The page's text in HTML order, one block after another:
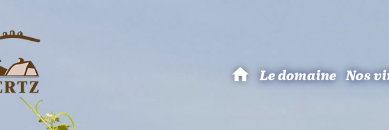
Le domaine Nos